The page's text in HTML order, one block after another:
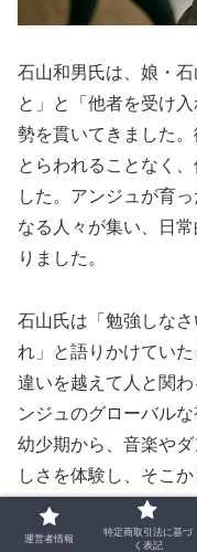
石山和男氏は、娘・
と」と「他者を受け
勢を貫いてきました
とらわれることなく
した。アンジュが育
なる人々が集い、日
りました。
石山氏は「勉強しな
れ」と語りかけてい
違いを越えて人と関
ンジュのグローバル
幼少期から、音楽や
しさを体験し、そこ
に学んでいきました。
運営者情報
特定商取引法に基づ
く表記